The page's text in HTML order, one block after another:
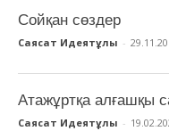
Сойқан сөздер
Саясат Идеятұлы -
Атажұртқа алғашқы
Саясат Идеятұлы -